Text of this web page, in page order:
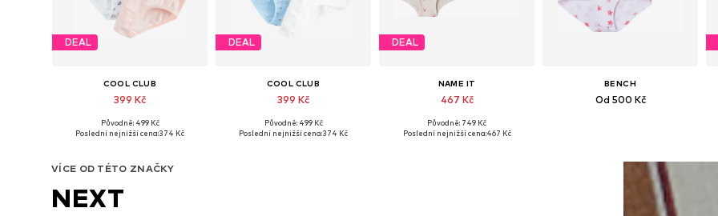
DEAL
COOL CLUB
399 Kč
Původně: 499 Kč
Poslední nejnižší cena:374 Kč
DEAL
COOL CLUB
399 Kč
Původně: 499 Kč
Poslední nejnižší cena:374 Kč
DEAL
NAME IT
467 Kč
Dostupné v mnoha velikostech
Původně: 749 Kč
Poslední nejnižší cena:467 Kč
BENCH
Od 500 Kč
VÍCE OD TÉTO ZNAČKY
NEXT